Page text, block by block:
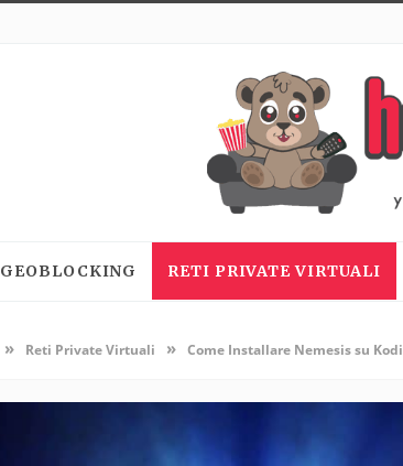
GEOBLOCKING RETI PRIVATE VIRTUALI
» Reti Private Virtuali » Come Installare Nemesis su Kodi